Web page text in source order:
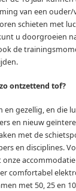
van een ouder/
schieten met
u doorgroeien
de
ontzettend tof?
gezellig, en die
en nieuw
met de
en disciplines.
comfortabel
met 50, 25 en